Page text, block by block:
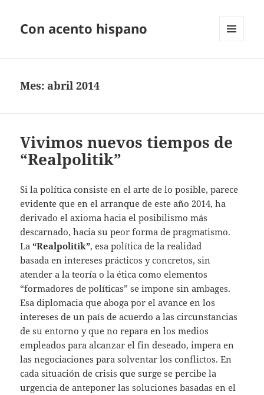
Con acento hispano
Mes: abril 2014
Vivimos nuevos tiempos de
“Realpolitik”
Si la política consiste en el arte de lo posible, parece
evidente que en el arranque de este año 2014, ha
derivado el axioma hacia el posibilismo más
descarnado, hacia su peor forma de pragmatismo.
La“Realpolitik”, esa política de la realidad
basada en intereses prácticos y concretos, sin
atender a la teoría o la ética como elementos
“formadores de políticas” se impone sin ambages.
Esa diplomacia que aboga por el avance en los
intereses de un país de acuerdo a las circunstancias
de su entorno y que no repara en los medios
empleados para alcanzar el fin deseado, impera en
las negociaciones para solventar los conflictos. En
cada situación de crisis que surge se percibe la
urgencia de anteponer las soluciones basadas en el